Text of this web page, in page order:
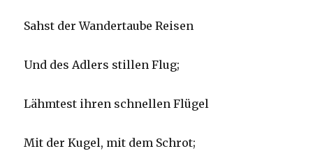
Sahst der Wandertaube Reisen
Und des Adlers stillen Flug;
Lähmtest ihren schnellen Flügel
Mit der Kugel, mit dem Schrot;